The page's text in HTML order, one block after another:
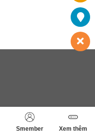
Smember Xem thêm